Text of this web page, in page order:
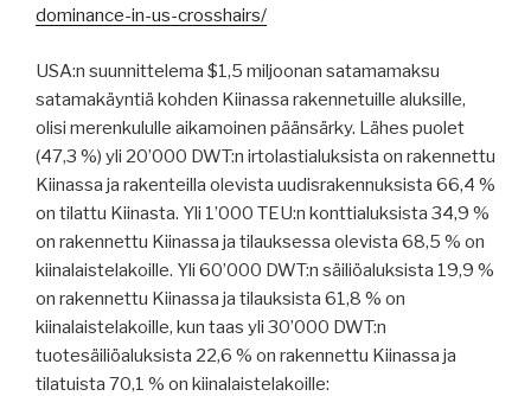
dominance-in-us-crosshairs/
USA:n suunnittelema $1,5 miljoonan satamamaksu
satamakäyntiä kohden Kiinassa rakennetuille aluksille,
olisi merenkululle aikamoinen päänsärky. Lähes puolet
(47,3 %) yli 20’000 DWT:n irtolastialuksista on rakennettu
Kiinassa ja rakenteilla olevista uudisrakennuksista 66,4 %
on tilattu Kiinasta. Yli 1’000 TEU:n konttialuksista 34,9 %
on rakennettu Kiinassa ja tilauksessa olevista 68,5 % on
kiinalaistelakoille. Yli 60’000 DWT:n säiliöaluksista 19,9 %
on rakennettu Kiinassa ja tilauksista 61,8 % on
kiinalaistelakoille, kun taas yli 30’000 DWT:n
tuotesäiliöaluksista 22,6 % on rakennettu Kiinassa ja
tilatuista 70,1 % on kiinalaistelakoille: